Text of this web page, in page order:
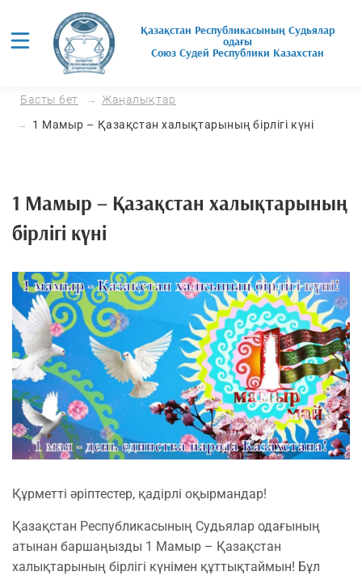
Қазақстан Республикасының Судьялар
одағы
Союз Cудей Республики Казахстан
Басты бет
Жаңалықтар
1 Мамыр – Қазақстан халықтарының бірлігі күні
1 Мамыр – Қазақстан халықтарының
бірлігі күні
Құрметті әріптестер, қадірлі оқырмандар!
Қазақстан Республикасының Судьялар одағының
атынан баршаңызды 1 Мамыр – Қазақстан
халықтарының бірлігі күнімен құттықтаймын! Бұл